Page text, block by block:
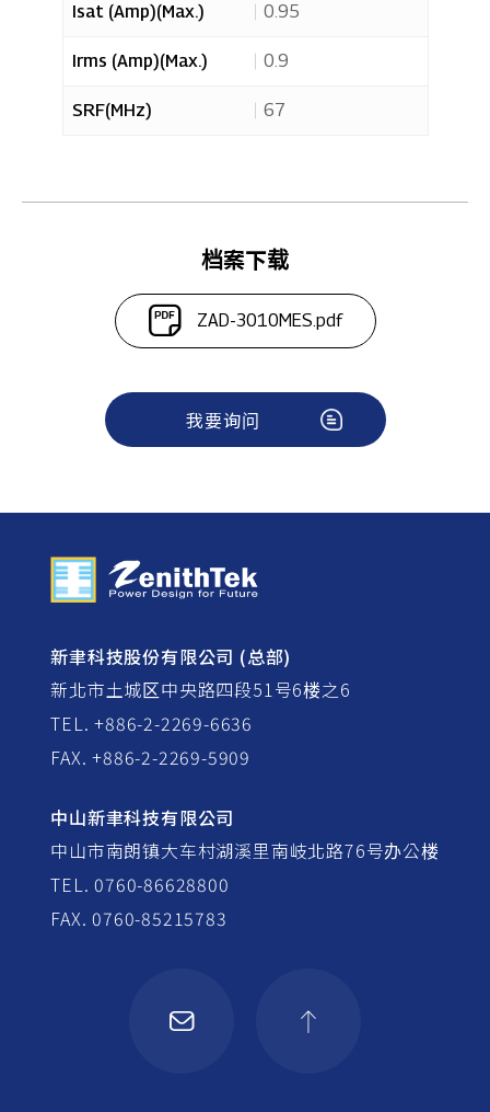
Isat (Amp)(Max.) 0.95
Irms (Amp)(Max.) 0.9
SRF(MHz) 67
档案下载
ZAD-3010MES.pdf
我要询问
选择更多产品
新聿科技股份有限公司 (总部)
新北市土城区中央路四段51号6楼之6
TEL. +886-2-2269-6636
FAX. +886-2-2269-5909
中山新聿科技有限公司
中山市南朗镇大车村湖溪里南岐北路76号办公楼
TEL. 0760-86628800
FAX. 0760-85215783